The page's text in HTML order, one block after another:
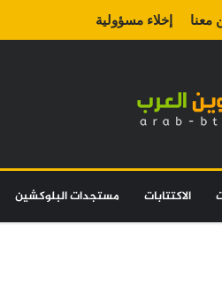
معنا إخلاء مسؤولية
الاكتتابات مستجدات البلوكشين